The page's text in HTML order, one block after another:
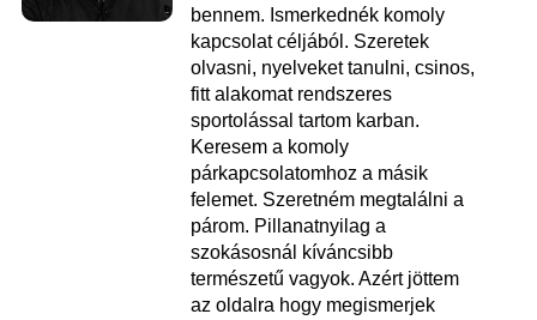
bennem. Ismerkednék komoly
kapcsolat céljából. Szeretek
olvasni, nyelveket tanulni, csinos,
fitt alakomat rendszeres
sportolással tartom karban.
Keresem a komoly
párkapcsolatomhoz a másik
felemet. Szeretném megtalálni a
párom. Pillanatnyilag a
szokásosnál kíváncsibb
természetű vagyok. Azért jöttem
az oldalra hogy megismerjek